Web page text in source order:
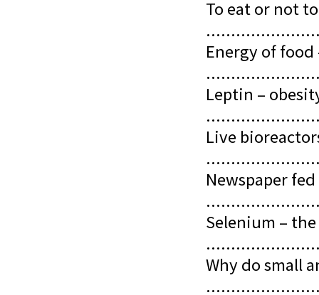
To eat or not
Energy of
Leptin –
Live
Newspaper
Selenium –
Why do small